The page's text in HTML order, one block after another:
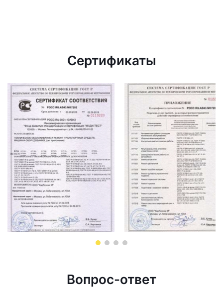
Сертификаты
Вопрос-ответ